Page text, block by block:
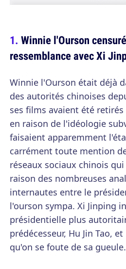
Winnie l'Ourson
ressemblance avec Xi
Winnie l'Ourson était déjà
des autorités chinoises
ses films avaient été
en raison de l'idéologie
faisaient apparemment
carrément toute mention
réseaux sociaux chinois
raison des nombreuses
internautes entre le
l'ourson sympa. Xi Jinping
présidentielle plus
prédécesseur, Hu Jin Tao,
qu'on se foute de sa gueule.